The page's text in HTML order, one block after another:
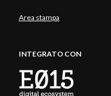
Area stampa
INTEGRATO CON